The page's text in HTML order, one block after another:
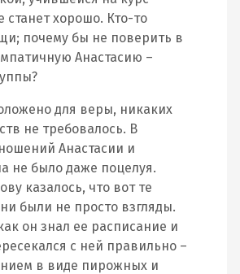
станет хорошо. Кто-то
почему бы не поверить в
Анастасию –
для веры, никаких
не требовалось. В
Анастасии и
не было даже поцелуя.
казалось, что вот те
были не просто взгляды.
он знал ее расписание и
с ней правильно –
в виде пирожных и